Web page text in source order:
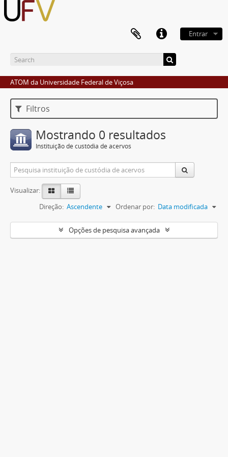
Entrar
ATOM da Universidade Federal de Viçosa
Filtros
Mostrando 0 resultados
Instituição de custódia de acervos
Visualizar:
Ordenar por: Data modificada
Direção: Ascendente
Opções de pesquisa avançada